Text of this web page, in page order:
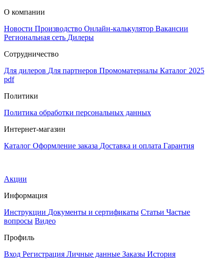
О компании
Новости Производство Онлайн-калькулятор Вакансии
Региональная сеть Дилеры
Сотрудничество
Для дилеров Для партнеров Промоматериалы Каталог 2025
pdf
Политики
Политика обработки персональных данных
Интернет-магазин
Каталог Оформление заказа Доставка и оплата Гарантия
Акции
Информация
Инструкции Документы и сертификаты Статьи Частые
вопросы Видео
Профиль
Вход Регистрация Личные данные Заказы История